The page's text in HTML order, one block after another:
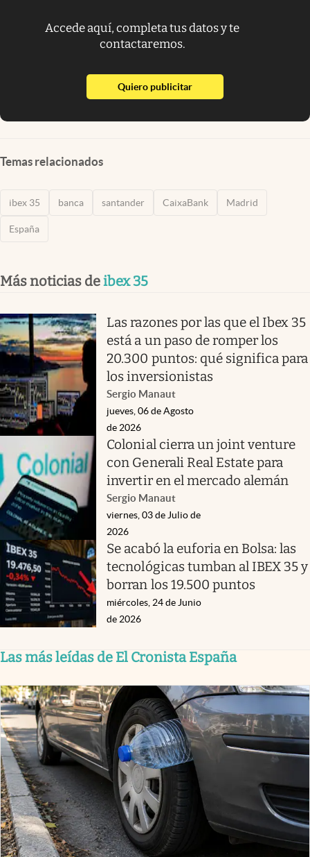
Accede aquí, completa tus datos y te
contactaremos.
Quiero publicitarabre en nueva pestaña
Temas relacionados
ibex 35 banca santander CaixaBank Madrid
España
Más noticias deibex 35
Las razones por las que el Ibex 35
está a un paso de romper los
20.300 puntos: qué significa para
los inversionistas
Sergio Manaut
jueves, 06 de Agosto
de 2026
Colonial cierra un joint venture
con Generali Real Estate para
invertir en el mercado alemán
Sergio Manaut
viernes, 03 de Julio de
2026
Se acabó la euforia en Bolsa: las
tecnológicas tumban al IBEX 35 y
borran los 19.500 puntos
miércoles, 24 de Junio
de 2026
Las más leídas de El Cronista España